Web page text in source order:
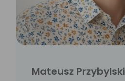
Mateusz Przybylski